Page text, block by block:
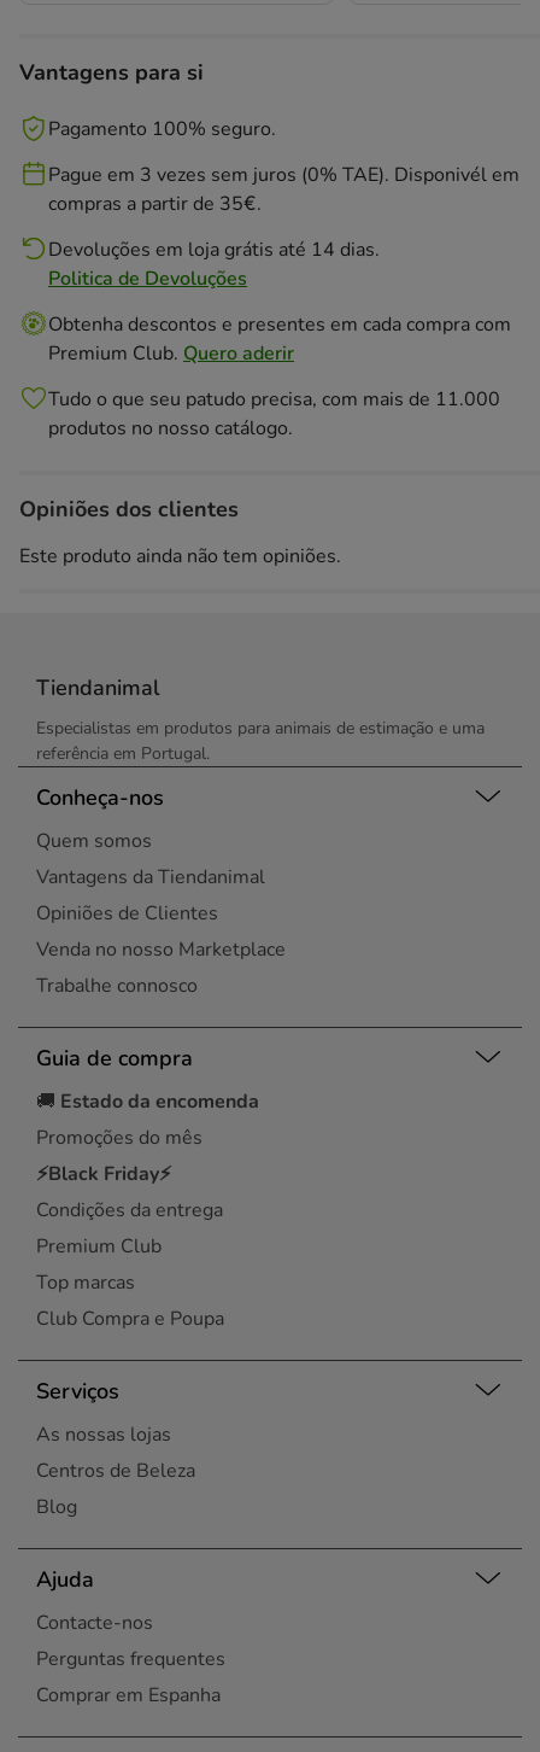
Vantagens para si
Pagamento 100% seguro.
Pague em 3 vezes sem juros (0% TAE). Disponivél em
compras a partir de 35€.
Devoluções em loja grátis até 14 dias.
Politica de Devoluções
Obtenha descontos e presentes em cada compra com
Premium Club. Quero aderir
Tudo o que seu patudo precisa, com mais de 11.000
produtos no nosso catálogo.
Opiniões dos clientes
Este produto ainda não tem opiniões.
Tiendanimal
Especialistas em produtos para animais de estimação e uma
referência em Portugal.
Conheça-nos
Quem somos
Vantagens da Tiendanimal
Opiniões de Clientes
Venda no nosso Marketplace
Trabalhe connosco
Guia de compra
🚚 Estado da encomenda
Promoções do mês
⚡Black Friday⚡
Condições da entrega
Premium Club
Top marcas
Club Compra e Poupa
Serviços
As nossas lojas
Centros de Beleza
Blog
Ajuda
Contacte-nos
Perguntas frequentes
Comprar em Espanha